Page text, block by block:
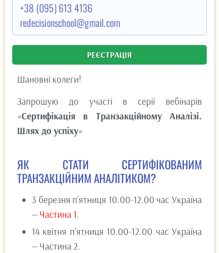
+38 (095) 613 4136
redecisionschool@gmail.com
РЕЄСТРАЦІЯ
Шановні колеги!
Запрошую до участі в серії вебінарів
«Сертифікація в Транзакційному Аналізі.
Шлях до успіху«
ЯК СТАТИ СЕРТИФІКОВАНИМ
ТРАНЗАКЦІЙНИМ АНАЛІТИКОМ?
3 березня п’ятниця 10.00-12.00 час Україна
— Частина 1.
14 квітня п’ятниця 10.00-12.00 час Україна
— Частина 2.